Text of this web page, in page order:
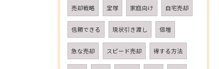
売却戦略 宝塚 家庭向け 自宅売却
信頼できる 現状引き渡し 倍増
急な売却 スピード売却 得する方法